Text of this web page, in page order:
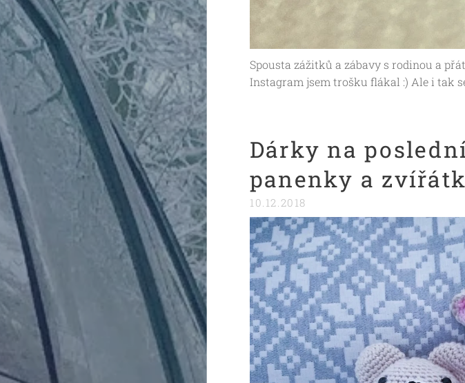
Spousta zážitků a zábavy s rodinou a
Instagram jsem trošku flákal :) Ale i tak
Dárky na
panenky a
10.12.2018